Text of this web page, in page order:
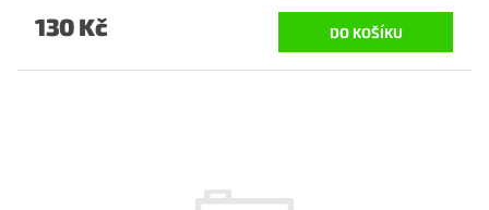
130 Kč